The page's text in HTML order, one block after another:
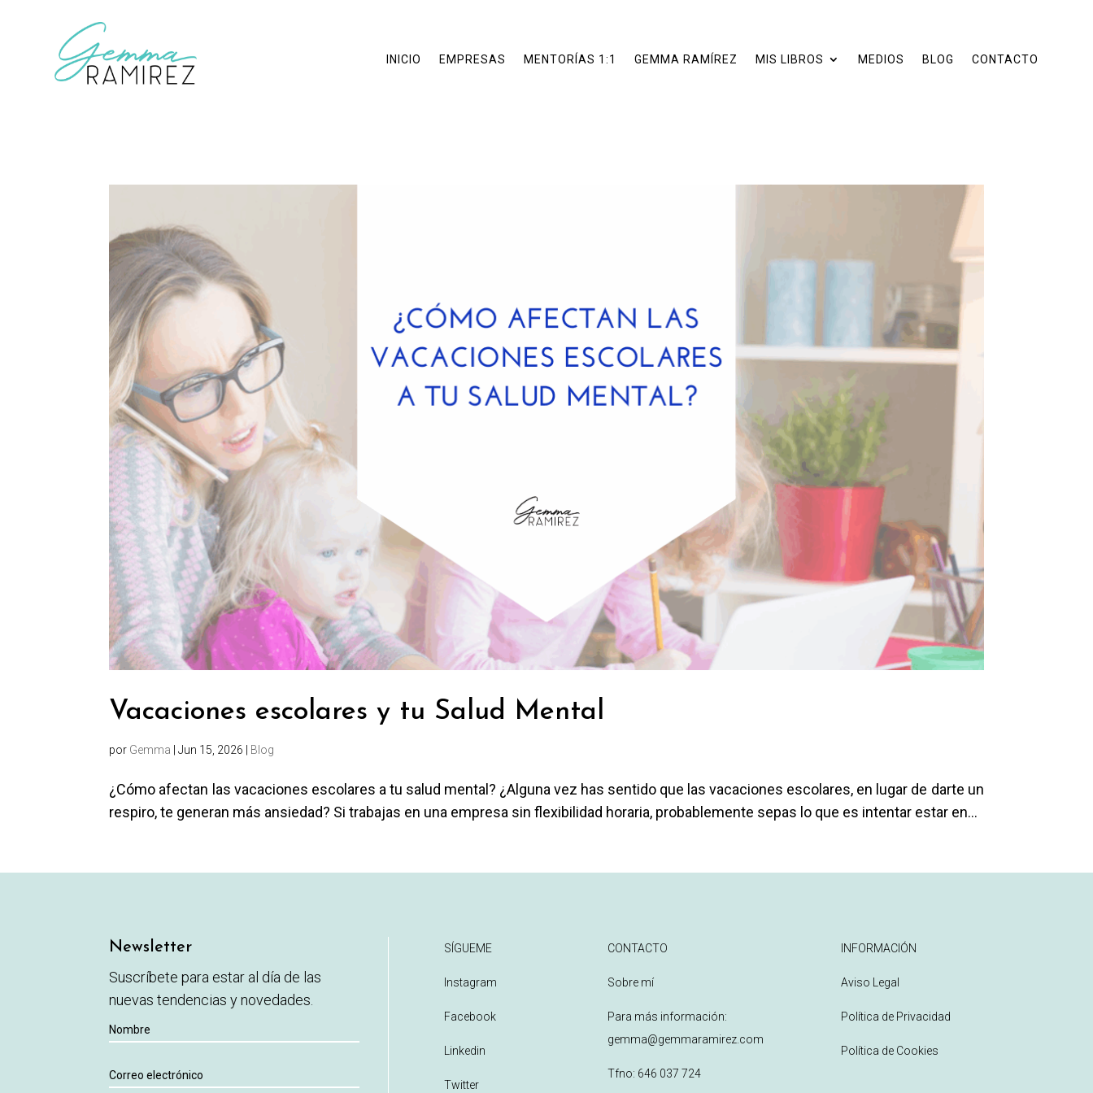
INICIO EMPRESAS MENTORÍAS 1:1 GEMMA RAMÍREZ MIS LIBROS MEDIOS BLOG CONTACTO
Vacaciones escolares y tu Salud Mental
por Gemma |Jun 15, 2026 Blog
¿Cómo afectan las vacaciones escolares a tu salud mental? ¿Alguna vez has sentido que las vacaciones escolares, en lugar de darte un
respiro, te generan más ansiedad? Si trabajas en una empresa sin flexibilidad horaria, probablemente sepas lo que es intentar estar en...
Newsletter
Suscríbete para estar al día de las
nuevas tendencias y novedades.
SÍGUEME
Instagram
Facebook
Linkedin
Twitter
CONTACTO
Sobre mí
Para más información:
gemma@gemmaramirez.com
Tfno: 646 037 724
INFORMACIÓN
Aviso Legal
Política de Privacidad
Política de Cookies